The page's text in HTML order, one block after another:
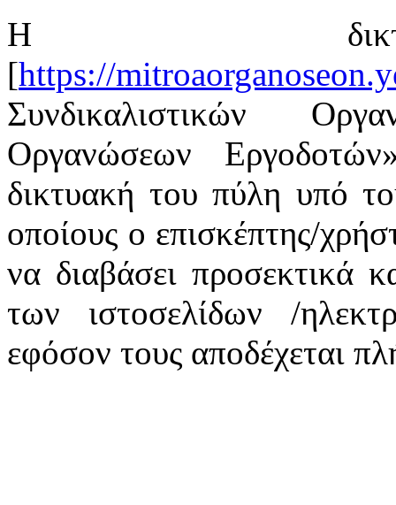
Η
[https://
Συνδικαλιστικών
Οργανώσεων
δικτυακή του πύλη υπό
οποίους ο επισκέπτης/
να διαβάσει προσεκτικά
των ιστοσελίδων /
εφόσον τους αποδέχεται